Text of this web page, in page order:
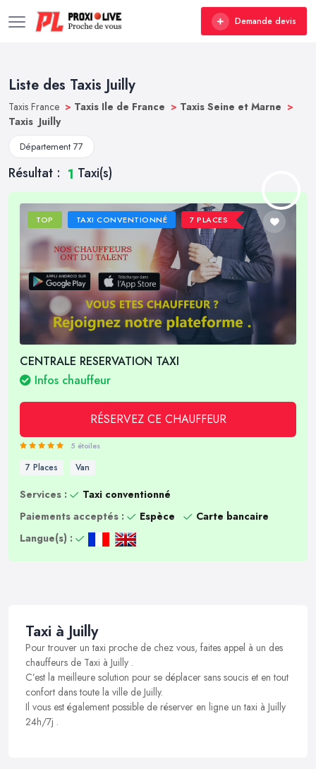
Demande devis
Liste des Taxis Juilly
Taxis France > Taxis Ile de France > Taxis Seine et Marne >
Taxis Juilly
Département 77
Résultat : 1 Taxi(s)
TOP TAXI CONVENTIONNÉ 7 PLACES
CENTRALE RESERVATION TAXI
Infos chauffeur
RÉSERVEZ CE CHAUFFEUR
5 étoiles
7 Places Van
Services :
Taxi conventionné
Paiements acceptés :
Espèce
Carte bancaire
Langue(s) :
Taxi à Juilly
Pour trouver un taxi proche de chez vous, faites appel à un des
chauffeurs de Taxi à Juilly .
C’est la meilleure solution pour se déplacer sans soucis et en tout
confort dans toute la ville de Juilly.
Il vous est également possible de réserver en ligne un taxi à Juilly
24h/7j .